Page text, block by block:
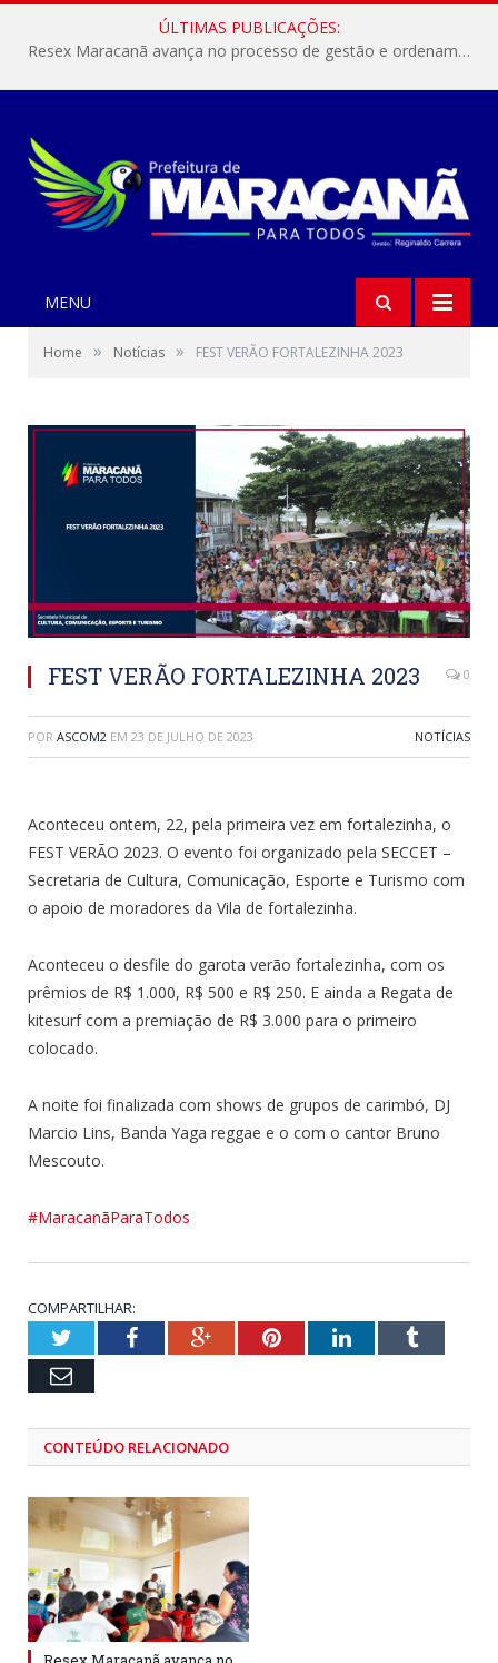
ÚLTIMAS PUBLICAÇÕES:
Resex Maracanã avança no processo de gestão e ordenamento do turismo em nossas áreas protegidas.
MENU
Home » Notícias » FEST VERÃO FORTALEZINHA 2023
FEST VERÃO FORTALEZINHA 2023 0
POR ASCOM2 EM 23 DE JULHO DE 2023 NOTÍCIAS
Aconteceu ontem, 22, pela primeira vez em fortalezinha, o
FEST VERÃO 2023. O evento foi organizado pela SECCET –
Secretaria de Cultura, Comunicação, Esporte e Turismo com
o apoio de moradores da Vila de fortalezinha.
Aconteceu o desfile do garota verão fortalezinha, com os
prêmios de R$ 1.000, R$ 500 e R$ 250. E ainda a Regata de
kitesurf com a premiação de R$ 3.000 para o primeiro
colocado.
A noite foi finalizada com shows de grupos de carimbó, DJ
Marcio Lins, Banda Yaga reggae e o com o cantor Bruno
Mescouto.
#MaracanãParaTodos
COMPARTILHAR:
TwitterFacebookGoogle+PinterestLinkedInTumblr
Email
CONTEÚDO RELACIONADO